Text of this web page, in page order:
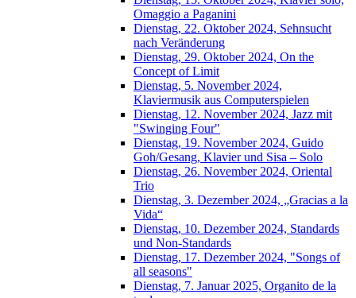
Omaggio a Paganini
Dienstag, 22. Oktober 2024, Sehnsucht
nach Veränderung
Dienstag, 29. Oktober 2024, On the
Concept of Limit
Dienstag, 5. November 2024,
Klaviermusik aus Computerspielen
Dienstag, 12. November 2024, Jazz mit
"Swinging Four"
Dienstag, 19. November 2024, Guido
Goh/Gesang, Klavier und Sisa – Solo
Dienstag, 26. November 2024, Oriental
Trio
Dienstag, 3. Dezember 2024, „Gracias a la
Vida“
Dienstag, 10. Dezember 2024, Standards
und Non-Standards
Dienstag, 17. Dezember 2024, "Songs of
all seasons"
Dienstag, 7. Januar 2025, Organito de la